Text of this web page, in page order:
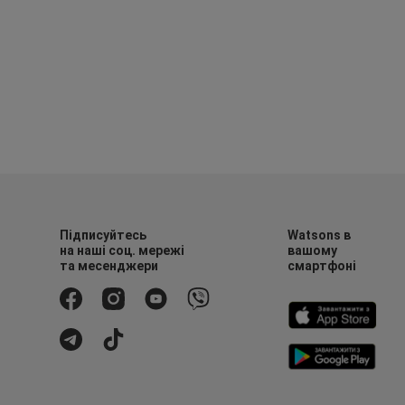
Підписуйтесь
на наші соц. мережі
та месенджери
Watsons в
вашому
смартфоні